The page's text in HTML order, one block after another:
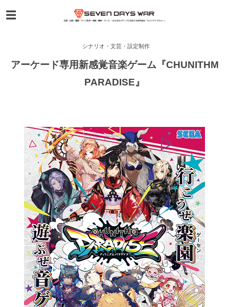
シナリオ・文芸・設定制作
アーケード専用新感覚音楽ゲーム『CHUNITHM
PARADISE』